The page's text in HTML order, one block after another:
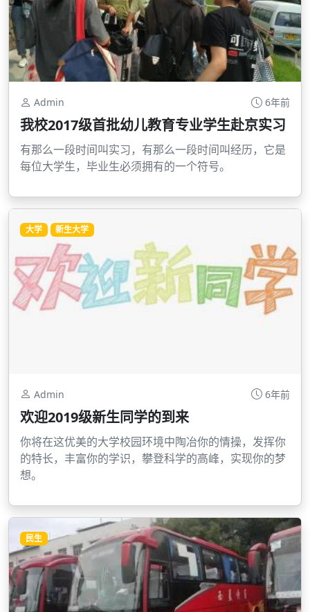
Admin 6年前
我校2017级首批幼儿教育专业学生赴京实习
有那么一段时间叫实习，有那么一段时间叫经历，它是
每位大学生，毕业生必须拥有的一个符号。
大学 新生大学
Admin 6年前
欢迎2019级新生同学的到来
你将在这优美的大学校园环境中陶冶你的情操，发挥你
的特长，丰富你的学识，攀登科学的高峰，实现你的梦
想。
民生